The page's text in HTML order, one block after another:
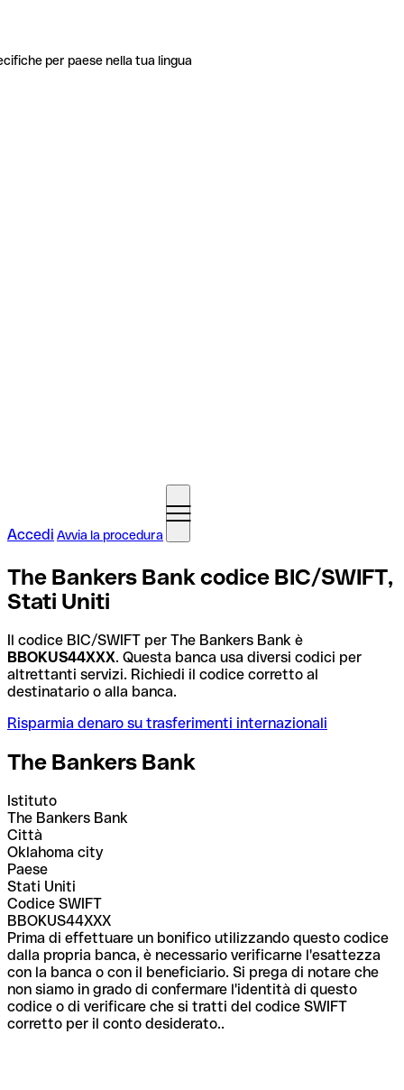
per paese nella tua lingua
Accedi Avvia la procedura
The Bankers Bank codice BIC/SWIFT,
Stati Uniti
Il codice BIC/SWIFT per The Bankers Bank è
BBOKUS44XXX. Questa banca usa diversi codici per
altrettanti servizi. Richiedi il codice corretto al
destinatario o alla banca.
Risparmia denaro su trasferimenti internazionali
The Bankers Bank
Istituto
The Bankers Bank
Città
Oklahoma city
Paese
Stati Uniti
Codice SWIFT
BBOKUS44XXX
Prima di effettuare un bonifico utilizzando questo codice
dalla propria banca, è necessario verificarne l'esattezza
con la banca o con il beneficiario. Si prega di notare che
non siamo in grado di confermare l'identità di questo
codice o di verificare che si tratti del codice SWIFT
corretto per il conto desiderato..